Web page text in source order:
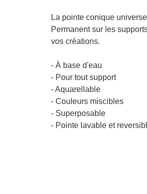
La pointe conique
Permanent sur les
vos créations.
- À base d'eau
- Pour tout support
- Aquarellable
- Couleurs miscibles
- Superposable
- Pointe lavable et